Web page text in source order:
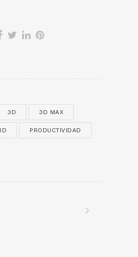
3D 3D MAX
PRODUCTIVIDAD